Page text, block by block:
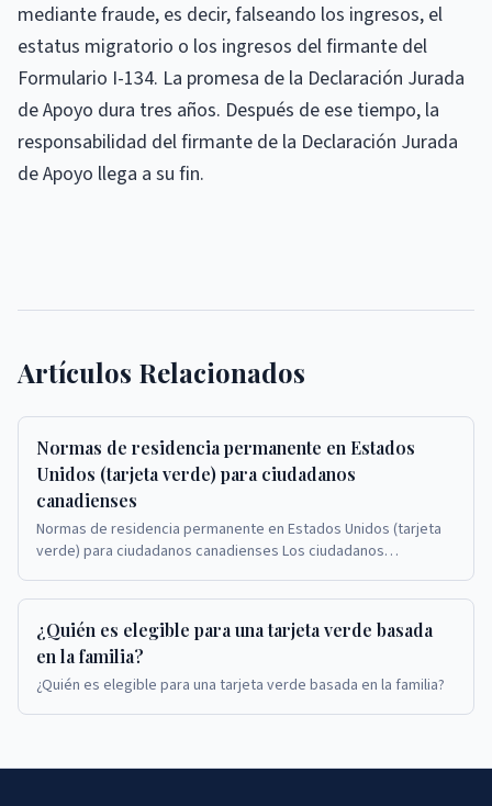
mediante fraude, es decir, falseando los ingresos, el
estatus migratorio o los ingresos del firmante del
Formulario I-134. La promesa de la Declaración Jurada
de Apoyo dura tres años. Después de ese tiempo, la
responsabilidad del firmante de la Declaración Jurada
de Apoyo llega a su fin.
Artículos Relacionados
Normas de residencia permanente en Estados
Unidos (tarjeta verde) para ciudadanos
canadienses
Normas de residencia permanente en Estados Unidos (tarjeta
verde) para ciudadanos canadienses Los ciudadanos
¿Quién es elegible para una tarjeta verde basada
en la familia?
¿Quién es elegible para una tarjeta verde basada en la familia?